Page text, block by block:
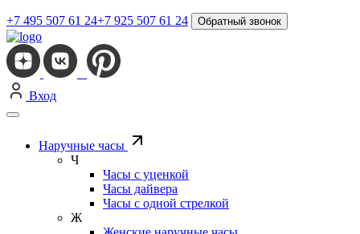
+7 495 507 61 24+7 925 507 61 24 Обратный звонок
Вход
Наручные часы
Ч
Часы с уценкой
Часы дайвера
Часы с одной стрелкой
Ж